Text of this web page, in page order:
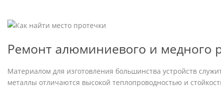
Ремонт алюминиевого и медного
Материалом для изготовления большинства устройств
металлы отличаются высокой теплопроводностью и